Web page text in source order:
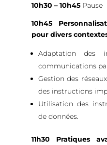
10h30 – 10h45 Pause
10h45
pour divers
Adaptation des
communications
Gestion des
des instructions
Utilisation des
de données.
11h30
Pratiques